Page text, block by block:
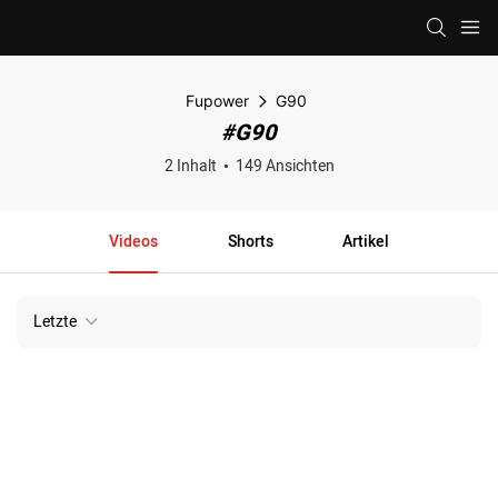
Fupower G90
#G90
2 Inhalt 149 Ansichten
Videos Shorts Artikel
Letzte